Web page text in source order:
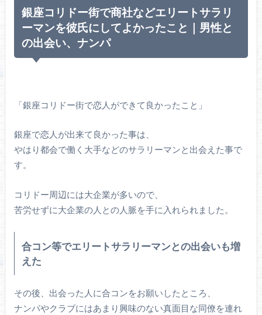
銀座コリドー街で商社などエリートサラリ
ーマンを彼氏にしてよかったこと｜男性と
の出会い、ナンパ
「銀座コリドー街で恋人ができて良かったこと」
銀座で恋人が出来て良かった事は、
やはり都会で働く大手などのサラリーマンと出会えた事で
す。
コリドー周辺には大企業が多いので、
苦労せずに大企業の人との人脈を手に入れられました。
合コン等でエリートサラリーマンとの出会いも増
えた
その後、出会った人に合コンをお願いしたところ、
ナンパやクラブにはあまり興味のない真面目な同僚を連れ